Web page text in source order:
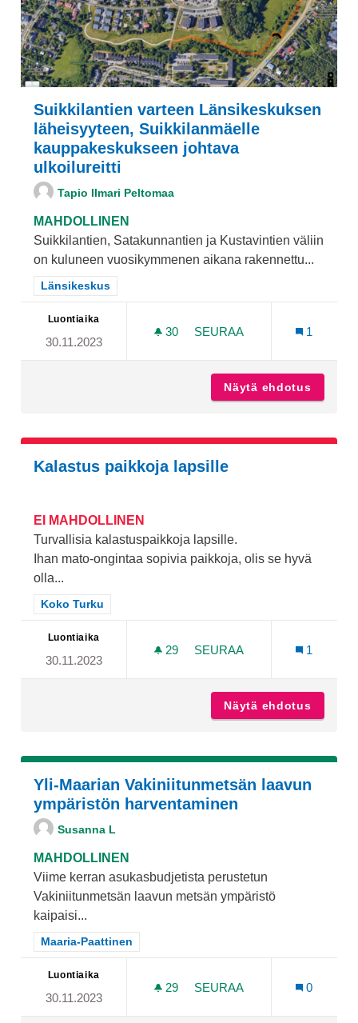
Suikkilantien varteen Länsikeskuksen
läheisyyteen, Suikkilanmäelle
kauppakeskukseen johtava
ulkoilureitti
Tapio Ilmari Peltomaa
MAHDOLLINEN
Suikkilantien, Satakunnantien ja Kustavintien väliin
on kuluneen vuosikymmenen aikana rakennettu...
Rajaa tulokset teeman mukaan: Länsikeskus
Länsikeskus
Luontiaika
30.11.2023
30 30 SEURAAJAA
SEURAA
1
Näytä ehdotus
Kalastus paikkoja lapsille
EI MAHDOLLINEN
Turvallisia kalastuspaikkoja lapsille.
Ihan mato-ongintaa sopivia paikkoja, olis se hyvä
olla...
Rajaa tulokset teeman mukaan: Koko Turku
Koko Turku
Luontiaika
30.11.2023
29 29 SEURAAJAA
SEURAA
1
Näytä ehdotus
Yli-Maarian Vakiniitunmetsän laavun
ympäristön harventaminen
Susanna L
MAHDOLLINEN
Viime kerran asukasbudjetista perustetun
Vakiniitunmetsän laavun metsän ympäristö
kaipaisi...
Rajaa tulokset teeman mukaan: Maaria-Paattinen
Maaria-Paattinen
Luontiaika
30.11.2023
29 29 SEURAAJAA
SEURAA
0